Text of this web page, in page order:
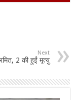
Next
2 की हुईं मृत्यु